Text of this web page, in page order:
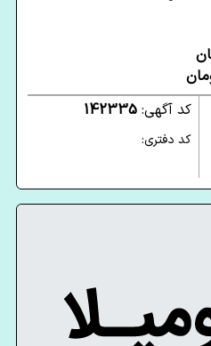
کد آگهی: 142335
کد دفتری: